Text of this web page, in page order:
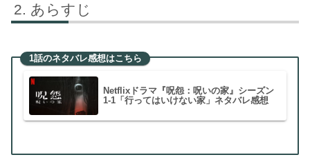
あらすじ
1話のネタバレ感想はこちら
Netflixドラマ『呪怨：呪いの家』シーズン
1-1「行ってはいけない家」ネタバレ感想